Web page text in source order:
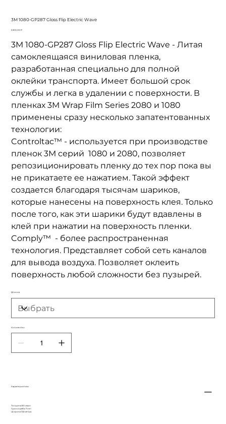
3M 1080-GP287 Gloss Flip Electric Wave
Цена
5 200,00 ₽
3M 1080-GP287 Gloss Flip Electric Wave - Литая
самоклеящаяся виниловая пленка,
разработанная специально для полной
оклейки транспорта. Имеет большой срок
службы и легка в удалении с поверхности. В
пленках 3MWrap Film Series 2080 и 1080
применены сразу несколько запатентованных
технологии:
Controltac™ - используется при производстве
пленок 3М серий 1080 и 2080, позволяет
репозиционировать пленку до тех пор пока вы
не прикатаете ее нажатием. Такой эффект
создается благодаря тысячам шариков,
которые нанесены на поверхность клея. Только
после того, как эти шарики будут вдавлены в
клей при нажатии на поверхность пленки.
Comply™ - более распространенная
технология. Представляет собой сеть каналов
для вывода воздуха. Позволяет оклеить
поверхность любой сложности без пузырей.
Длинна
Количество
Характеристики
Толщина 80 мкрн
Срок службы 7 лет
Ширина 1,52 метра